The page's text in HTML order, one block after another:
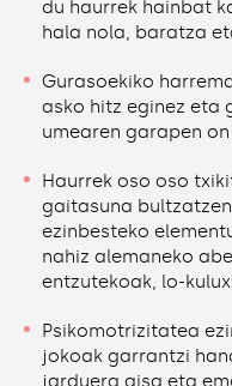
du haurrek hainbat
hala nola, baratza
Gurasoekiko
asko hitz eginez eta
umearen garapen
Haurrek oso oso
gaitasuna
ezinbesteko
nahiz alemaneko
entzutekoak, lo-
Psikomotrizitatea
jokoak garrantzi
jarduera gisa eta